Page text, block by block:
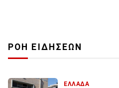
ΡΟΗ ΕΙΔΗΣΕΩΝ
ΕΛΛΑΔΑ